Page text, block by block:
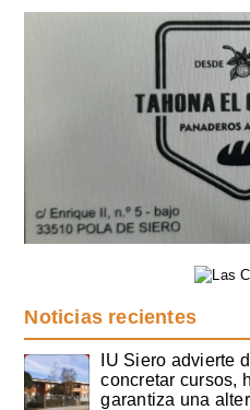
Noticias recientes
IU Siero advierte
concretar cursos,
garantiza una